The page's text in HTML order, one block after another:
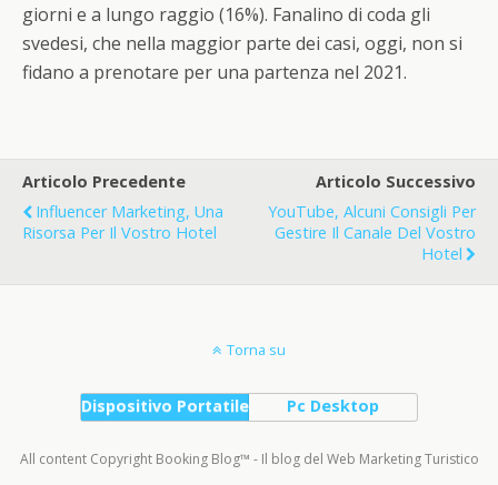
giorni e a lungo raggio (16%). Fanalino di coda gli
svedesi, che nella maggior parte dei casi, oggi, non si
fidano a prenotare per una partenza nel 2021.
Articolo Precedente
Influencer Marketing, Una
Risorsa Per Il Vostro Hotel
Articolo Successivo
YouTube, Alcuni Consigli Per
Gestire Il Canale Del Vostro
Hotel
Torna su
Dispositivo Portatile Pc Desktop
All content Copyright Booking Blog™ - Il blog del Web Marketing Turistico